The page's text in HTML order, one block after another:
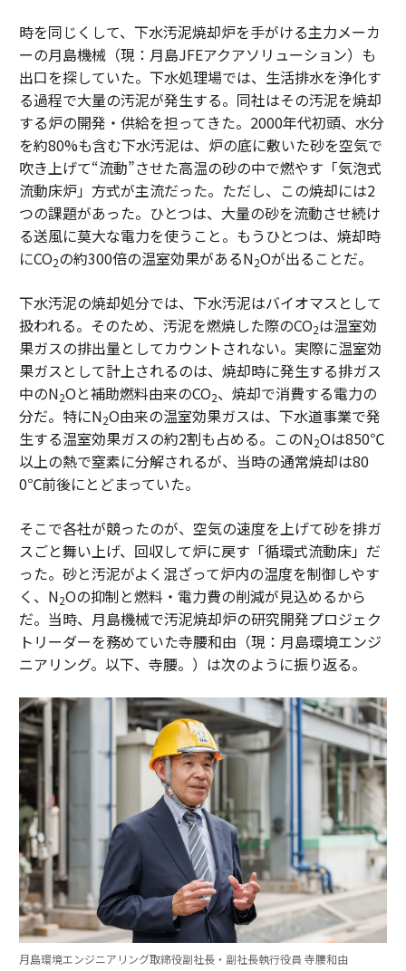
時を同じくして、下水汚泥焼却炉を手がける主力メーカ
ーの月島機械（現：月島JFEアクアソリューション）も
出口を探していた。下水処理場では、生活排水を浄化す
る過程で大量の汚泥が発生する。同社はその汚泥を焼却
する炉の開発・供給を担ってきた。2000年代初頭、水分
を約80%も含む下水汚泥は、炉の底に敷いた砂を空気で
吹き上げて“流動”させた高温の砂の中で燃やす「気泡式
流動床炉」方式が主流だった。ただし、この焼却には2
つの課題があった。ひとつは、大量の砂を流動させ続け
る送風に莫大な電力を使うこと。もうひとつは、焼却時
にCO2の約300倍の温室効果があるN2Oが出ることだ。
下水汚泥の焼却処分では、下水汚泥はバイオマスとして
扱われる。そのため、汚泥を燃焼した際のCO2は温室効
果ガスの排出量としてカウントされない。実際に温室効
果ガスとして計上されるのは、焼却時に発生する排ガス
中のN2Oと補助燃料由来のCO2、焼却で消費する電力の
分だ。特にN2O由来の温室効果ガスは、下水道事業で発
生する温室効果ガスの約2割も占める。このN2Oは850℃
以上の熱で窒素に分解されるが、当時の通常焼却は80
0℃前後にとどまっていた。
そこで各社が競ったのが、空気の速度を上げて砂を排ガ
スごと舞い上げ、回収して炉に戻す「循環式流動床」だ
った。砂と汚泥がよく混ざって炉内の温度を制御しやす
く、N2Oの抑制と燃料・電力費の削減が見込めるから
だ。当時、月島機械で汚泥焼却炉の研究開発プロジェク
トリーダーを務めていた寺腰和由（現：月島環境エンジ
ニアリング。以下、寺腰。）は次のように振り返る。
月島環境エンジニアリング取締役副社長・副社長執行役員 寺腰和由